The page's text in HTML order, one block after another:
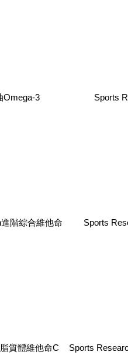
Omega-3
Sports
階綜合維他命
Sports
質體維他命C
Sports